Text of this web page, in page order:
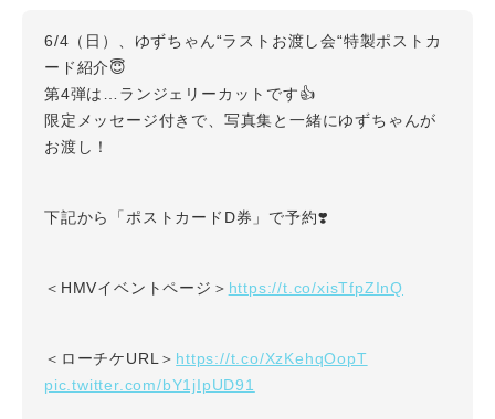
6/4（日）、ゆずちゃん“ラストお渡し会“特製ポストカ
ード紹介😇
第4弾は…ランジェリーカットです👍
限定メッセージ付きで、写真集と一緒にゆずちゃんが
お渡し！
下記から「ポストカードD券」で予約❣️
＜HMVイベントページ＞ https://t.co/xisTfpZInQ
＜ローチケURL＞ https://t.co/XzKehqOopT
pic.twitter.com/bY1jIpUD91